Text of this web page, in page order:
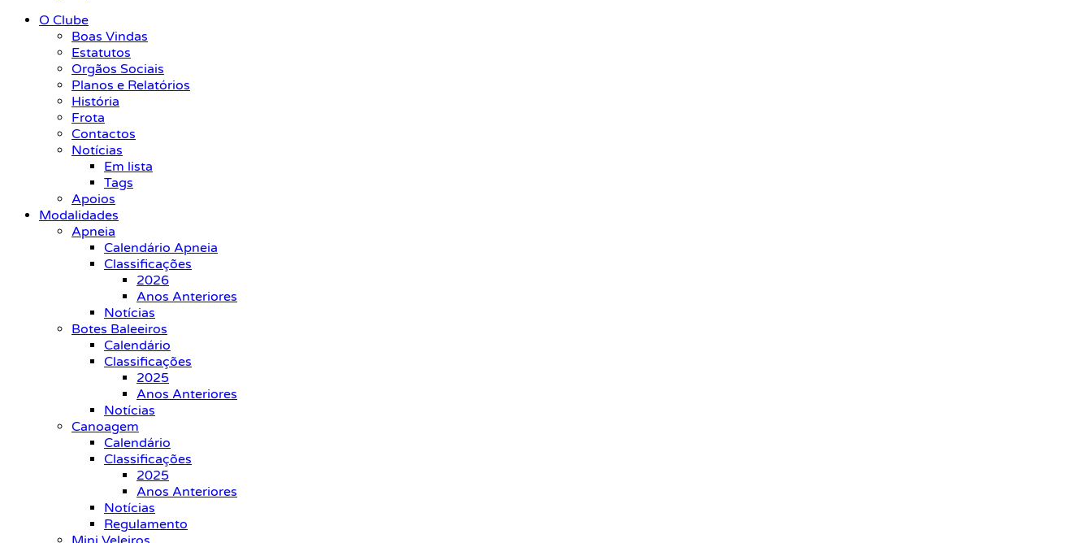
O Clube
Boas Vindas
Estatutos
Orgãos Sociais
Planos e Relatórios
História
Frota
Contactos
Notícias
Em lista
Tags
Apoios
Modalidades
Apneia
Calendário Apneia
Classificações
2026
Anos Anteriores
Notícias
Botes Baleeiros
Calendário
Classificações
2025
Anos Anteriores
Notícias
Canoagem
Calendário
Classificações
2025
Anos Anteriores
Notícias
Regulamento